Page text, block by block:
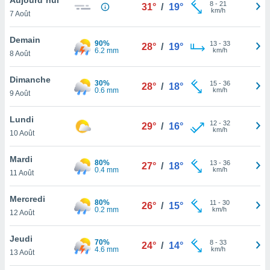
et
»,
au
vous
qu'ils
ou
le
ainsi
un
la
du
7 Août
31° / 19° 8- 21
km/h
Demain
8 Août
90%
6.2 mm
28° / 19° 13- 33
km/h
Dimanche
9 Août
30%
0.6 mm
28° / 18° 15- 36
km/h
Lundi
10 Août
29° / 16° 12- 32
km/h
Mardi
11 Août
80%
0.4 mm
27° / 18° 13- 36
km/h
Mercredi
12 Août
80%
0.2 mm
26° / 15° 11 - 30
km/h
Jeudi
13 Août
70%
4.6 mm
24° / 14° 8- 33
km/h